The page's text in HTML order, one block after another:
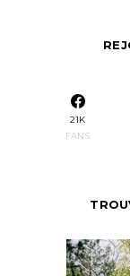
21K
FANS